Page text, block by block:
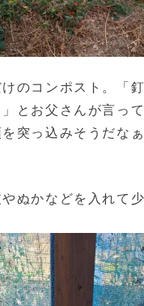
のコンポスト。「
とお父さんが言って
突っ込みそうだな
ぬかなどを入れて